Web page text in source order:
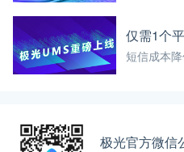
短信成本
极光官方微信